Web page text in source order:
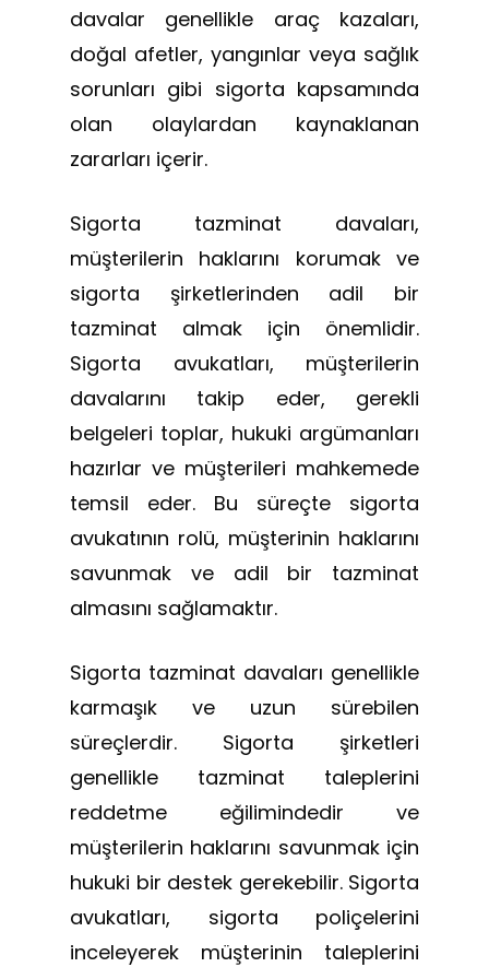
davalar genellikle araç kazaları,
doğal afetler, yangınlar veya sağlık
sorunları gibi sigorta kapsamında
olan olaylardan kaynaklanan
zararları içerir.
Sigorta tazminat davaları,
müşterilerin haklarını korumak ve
sigorta şirketlerinden adil bir
tazminat almak için önemlidir.
Sigorta avukatları, müşterilerin
davalarını takip eder, gerekli
belgeleri toplar, hukuki argümanları
hazırlar ve müşterileri mahkemede
temsil eder. Bu süreçte sigorta
avukatının rolü, müşterinin haklarını
savunmak ve adil bir tazminat
almasını sağlamaktır.
Sigorta tazminat davaları genellikle
karmaşık ve uzun sürebilen
süreçlerdir. Sigorta şirketleri
genellikle tazminat taleplerini
reddetme eğilimindedir ve
müşterilerin haklarını savunmak için
hukuki bir destek gerekebilir. Sigorta
avukatları, sigorta poliçelerini
inceleyerek müşterinin taleplerini